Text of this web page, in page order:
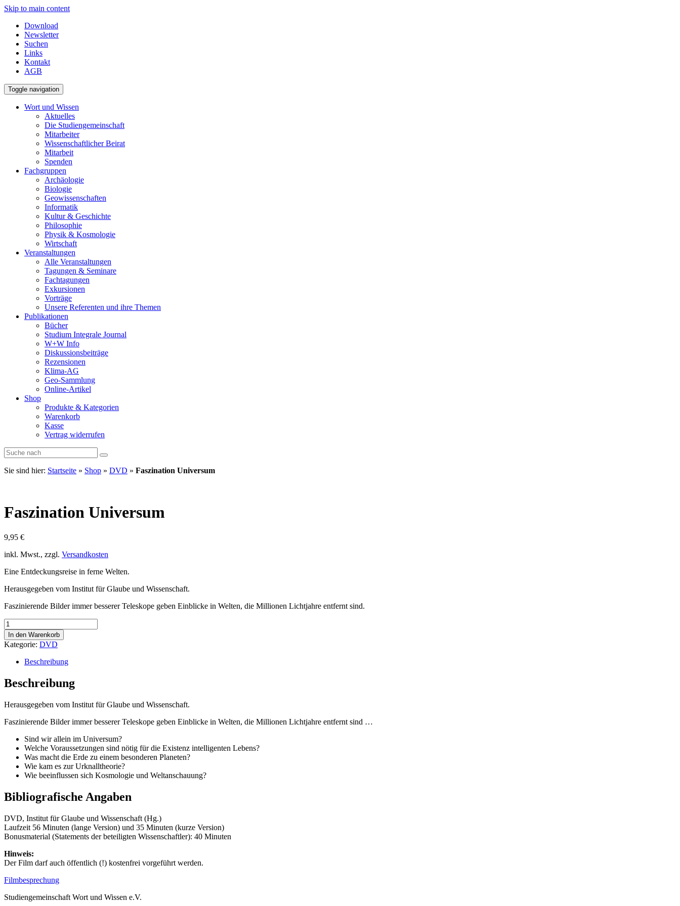
Skip to main content
Download
Newsletter
Suchen
Links
Kontakt
AGB
Toggle navigation
Wort und Wissen
Aktuelles
Die Studiengemeinschaft
Mitarbeiter
Wissenschaftlicher Beirat
Mitarbeit
Spenden
Fachgruppen
Archäologie
Biologie
Geowissenschaften
Informatik
Kultur & Geschichte
Philosophie
Physik & Kosmologie
Wirtschaft
Veranstaltungen
Alle Veranstaltungen
Tagungen & Seminare
Fachtagungen
Exkursionen
Vorträge
Unsere Referenten und ihre Themen
Publikationen
Bücher
Studium Integrale Journal
W+W Info
Diskussionsbeiträge
Rezensionen
Klima-AG
Geo-Sammlung
Online-Artikel
Shop
Produkte & Kategorien
Warenkorb
Kasse
Vertrag widerrufen
Sie sind hier: Startseite » Shop » DVD » Faszination Universum
Faszination Universum
9,95 €
inkl. Mwst., zzgl. Versandkosten
Eine Entdeckungsreise in ferne Welten.
Herausgegeben vom Institut für Glaube und Wissenschaft.
Faszinierende Bilder immer besserer Teleskope geben Einblicke in Welten, die Millionen Lichtjahre entfernt sind.
Faszination
Universum
Menge
In den Warenkorb
Kategorie: DVD
Beschreibung
Beschreibung
Herausgegeben vom Institut für Glaube und Wissenschaft.
Faszinierende Bilder immer besserer Teleskope geben Einblicke in Welten, die Millionen Lichtjahre entfernt sind …
Sind wir allein im Universum?
Welche Voraussetzungen sind nötig für die Existenz intelligenten Lebens?
Was macht die Erde zu einem besonderen Planeten?
Wie kam es zur Urknalltheorie?
Wie beeinflussen sich Kosmologie und Weltanschauung?
Bibliografische Angaben
DVD, Institut für Glaube und Wissenschaft (Hg.)
Laufzeit 56 Minuten (lange Version) und 35 Minuten (kurze Version)
Bonusmaterial (Statements der beteiligten Wissenschaftler): 40 Minuten
Hinweis:
Der Film darf auch öffentlich (!) kostenfrei vorgeführt werden.
Filmbesprechung
Studiengemeinschaft Wort und Wissen e.V.